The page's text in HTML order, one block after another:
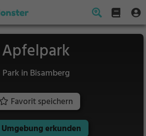
Apfelpark
Park in Bisamberg
Favorit speichern
Umgebung erkunden